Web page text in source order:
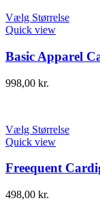
Vælg Størrelse
Quick view
Basic Apparel
998,00 kr.
Vælg Størrelse
Quick view
Freequent
498,00 kr.